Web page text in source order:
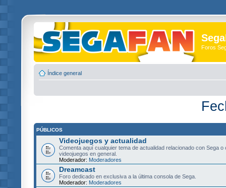
Foros
Índice general
PÚBLICOS
Videojuegos y actualidad
Comenta aquí cualquier tema de actualidad relacionado con Sega o
videojuegos en general.
Moderador: Moderadores
Dreamcast
Foro dedicado en exclusiva a la última consola de Sega.
Moderador: Moderadores